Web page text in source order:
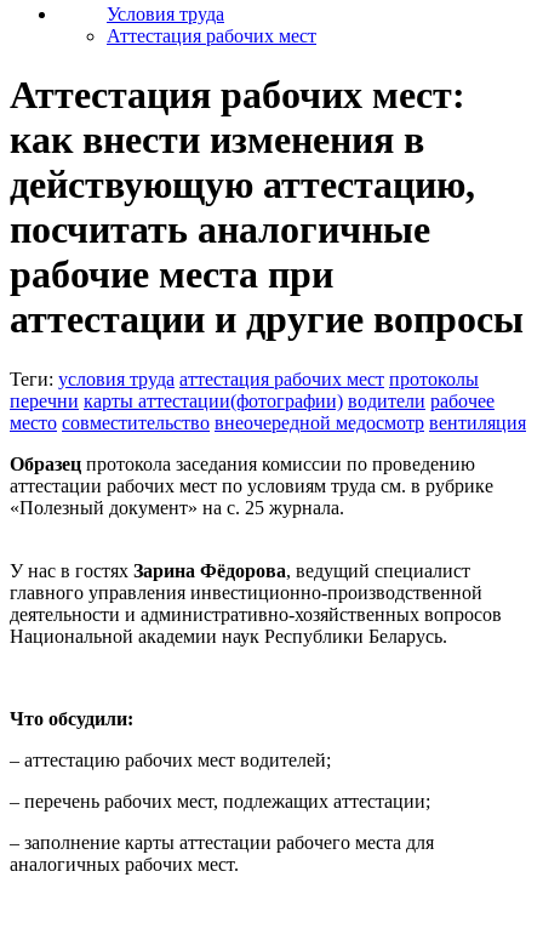
Условия труда
Аттестация рабочих мест
Аттестация рабочих мест:
как внести изменения в
действующую аттестацию,
посчитать аналогичные
рабочие места при
аттестации и другие вопросы
Теги: условия труда аттестация рабочих мест протоколы
перечни карты аттестации(фотографии) водители рабочее
место совместительство внеочередной медосмотр вентиляция
Образец протокола заседания комиссии по проведению
аттестации рабочих мест по условиям труда см. в рубрике
«Полезный документ» на с. 25 журнала.
У нас в гостях Зарина Фёдорова, ведущий специалист
главного управления инвестиционно-производственной
деятельности и административно-хозяйственных вопросов
Национальной академии наук Республики Беларусь.
Что обсудили:
– аттестацию рабочих мест водителей;
– перечень рабочих мест, подлежащих аттестации;
– заполнение карты аттестации рабочего места для
аналогичных рабочих мест.